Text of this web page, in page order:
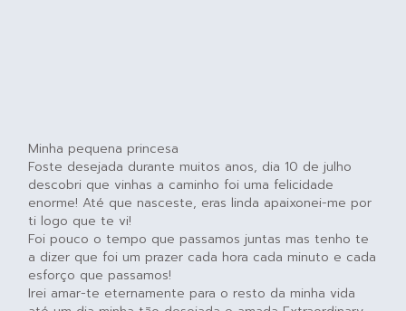
Minha pequena princesa
Foste desejada durante muitos anos, dia 10 de julho
descobri que vinhas a caminho foi uma felicidade
enorme! Até que nasceste, eras linda apaixonei-me por
ti logo que te vi!
Foi pouco o tempo que passamos juntas mas tenho te
a dizer que foi um prazer cada hora cada minuto e cada
esforço que passamos!
Irei amar-te eternamente para o resto da minha vida